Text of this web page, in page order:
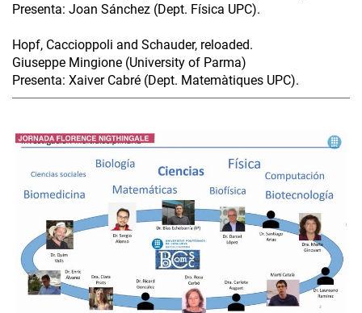
Presenta: Joan Sánchez (Dept. Física UPC).
Hopf, Caccioppoli and Schauder, reloaded.
Giuseppe Mingione (University of Parma)
Presenta: Xaiver Cabré (Dept. Matemàtiques UPC).